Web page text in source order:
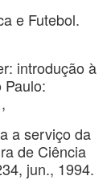
e Futebol.
introdução à
Paulo:
a serviço da
de Ciência
jun., 1994.